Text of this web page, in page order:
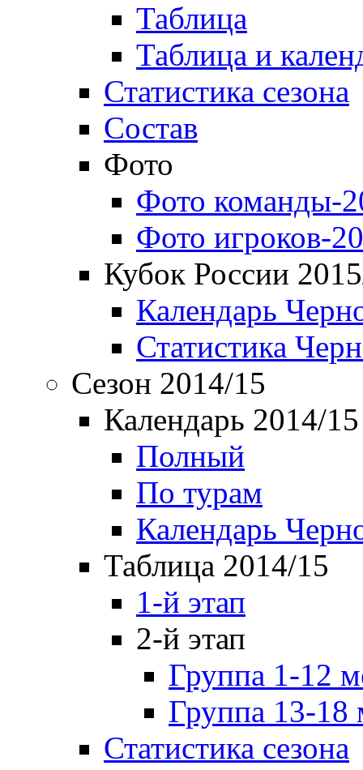
Таблица
Таблица и
Статистика сезона
Состав
Фото
Фото команды-
Фото игроков-
Кубок России
Календарь
Статистика
Сезон 2014/15
Календарь 2014/15
Полный
По турам
Календарь
Таблица 2014/15
1-й этап
2-й этап
Группа 1-12
Группа 13-18
Статистика сезона